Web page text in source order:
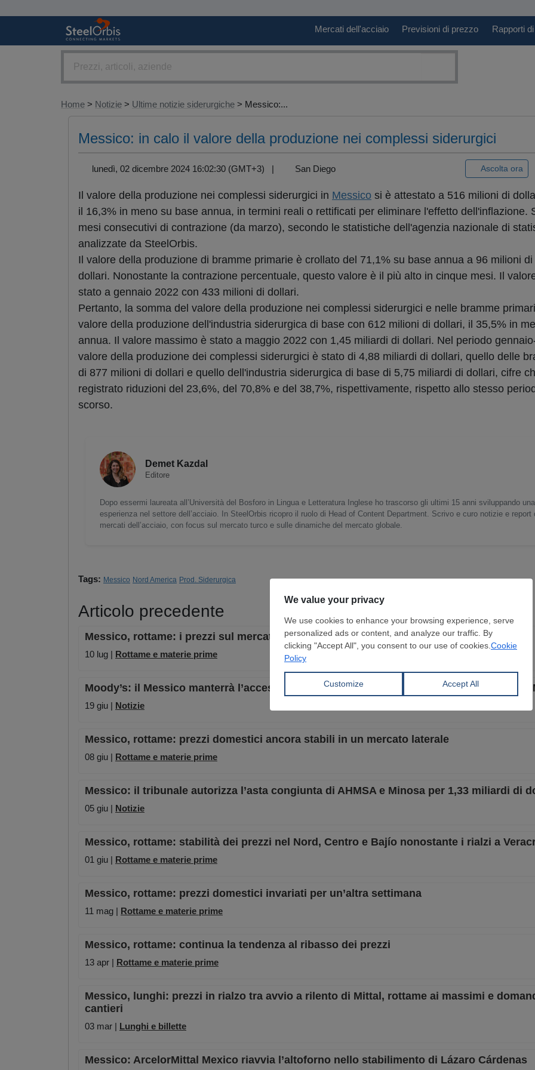
Mercati dell'acciaio Previsioni di prezzo Rapporti
Home > Notizie > Ultime notizie siderurgiche > Messico:...
Messico: in calo il valore della produzione nei complessi siderurgici
lunedì, 02 dicembre 2024 16:02:30 (GMT+3) | San Diego Ascolta ora
Il valore della produzione nei complessi siderurgici in Messico si è attestato a 516 milioni di
il 16,3% in meno su base annua, in termini reali o rettificati per eliminare l'effetto dell'inflazione.
mesi consecutivi di contrazione (da marzo), secondo le statistiche dell'agenzia nazionale di
analizzate da SteelOrbis.
Il valore della produzione di bramme primarie è crollato del 71,1% su base annua a 96 milioni di
dollari. Nonostante la contrazione percentuale, questo valore è il più alto in cinque mesi. Il
stato a gennaio 2022 con 433 milioni di dollari.
Pertanto, la somma del valore della produzione nei complessi siderurgici e nelle bramme
valore della produzione dell'industria siderurgica di base con 612 milioni di dollari, il 35,5% in
annua. Il valore massimo è stato a maggio 2022 con 1,45 miliardi di dollari. Nel periodo
valore della produzione dei complessi siderurgici è stato di 4,88 miliardi di dollari, quello delle
di 877 milioni di dollari e quello dell'industria siderurgica di base di 5,75 miliardi di dollari, cifre
registrato riduzioni del 23,6%, del 70,8% e del 38,7%, rispettivamente, rispetto allo stesso
scorso.
Demet Kazdal
Editore
Dopo essermi laureata all’Università del Bosforo in Lingua e Letteratura Inglese ho trascorso gli ultimi 15 anni sviluppando
esperienza nel settore dell’acciaio. In SteelOrbis ricopro il ruolo di Head of Content Department. Scrivo e curo notizie e report
mercati dell’acciaio, con focus sul mercato turco e sulle dinamiche del mercato globale.
Tags: Messico Nord America Prod. Siderurgica
Articolo precedente
Messico, rottame: i prezzi sul mercato domestico continuano a diminuire
10 lug | Rottame e materie prime
Moody’s: il Messico manterrà l’accesso preferenziale agli USA dopo la revisione
19 giu | Notizie
Messico, rottame: prezzi domestici ancora stabili in un mercato laterale
08 giu | Rottame e materie prime
Messico: il tribunale autorizza l’asta congiunta di AHMSA e Minosa per 1,33 miliardi di
05 giu | Notizie
Messico, rottame: stabilità dei prezzi nel Nord, Centro e Bajío nonostante i rialzi a
01 giu | Rottame e materie prime
Messico, rottame: prezzi domestici invariati per un’altra settimana
11 mag | Rottame e materie prime
Messico, rottame: continua la tendenza al ribasso dei prezzi
13 apr | Rottame e materie prime
Messico, lunghi: prezzi in rialzo tra avvio a rilento di Mittal, rottame ai massimi e
cantieri
03 mar | Lunghi e billette
Messico: ArcelorMittal Mexico riavvia l’altoforno nello stabilimento di Lázaro Cárdenas